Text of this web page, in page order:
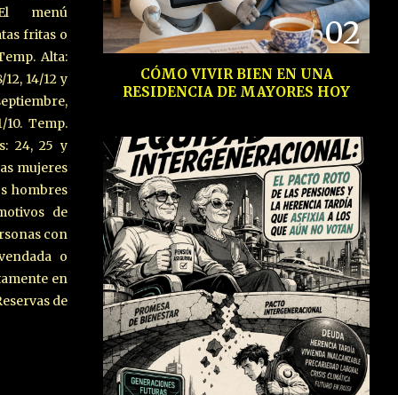
menú
fritas o
Alta:
14/12 y
Temp.
24, 25 y
mujeres
hombres
de
con
o
en
de
02
CÓMO VIVIR BIEN EN UNA
RESIDENCIA DE MAYORES HOY